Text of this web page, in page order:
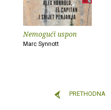
Nemogući uspon
Marc Synnott
PRETHODNA